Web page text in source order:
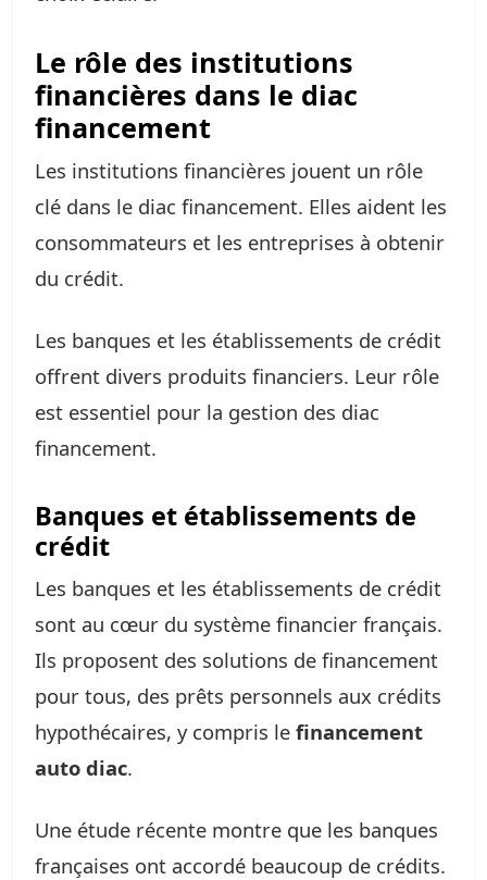
Le rôle des institutions
financières dans le diac
financement
Les institutions financières jouent un rôle
clé dans le diac financement. Elles aident les
consommateurs et les entreprises à obtenir
du crédit.
Les banques et les établissements de crédit
offrent divers produits financiers. Leur rôle
est essentiel pour la gestion des diac
financement.
Banques et établissements de
crédit
Les banques et les établissements de crédit
sont au cœur du système financier français.
Ils proposent des solutions de financement
pour tous, des prêts personnels aux crédits
hypothécaires, y compris le financement
auto diac.
Une étude récente montre que les banques
françaises ont accordé beaucoup de crédits.